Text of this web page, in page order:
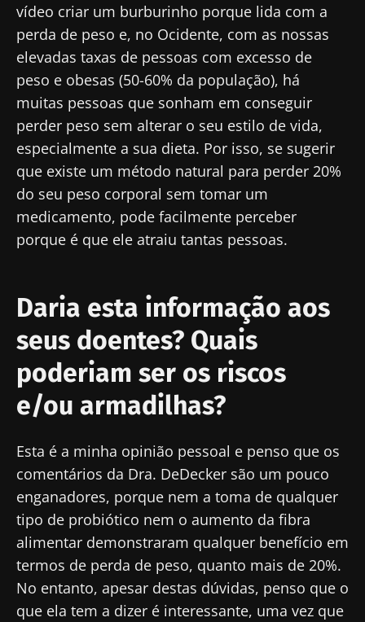
vídeo criar um burburinho porque lida com a
perda de peso e, no Ocidente, com as nossas
elevadas taxas de pessoas com excesso de
peso e obesas (50-60% da população), há
muitas pessoas que sonham em conseguir
perder peso sem alterar o seu estilo de vida,
especialmente a sua dieta. Por isso, se sugerir
que existe um método natural para perder 20%
do seu peso corporal sem tomar um
medicamento, pode facilmente perceber
porque é que ele atraiu tantas pessoas.
Daria esta informação aos
seus doentes? Quais
poderiam ser os riscos
e/ou armadilhas?
Esta é a minha opinião pessoal e penso que os
comentários da Dra. DeDecker são um pouco
enganadores, porque nem a toma de qualquer
tipo de probiótico nem o aumento da fibra
alimentar demonstraram qualquer benefício em
termos de perda de peso, quanto mais de 20%.
No entanto, apesar destas dúvidas, penso que o
que ela tem a dizer é interessante, uma vez que
Você está prestes a ser redirecionado e
deixar nosso site
Ser redirecionado
Mantenha-se
informado
Junte-se à comunidade de profissionais de
saúde e investigadores da Microbiota e
últimas notícias sobre a microbiota.
informações sobre a Biocodex
Eu li e aceito ascondições gerais de utilização
e apolítica de privacidadedo Biocodex
Microbiota Institute.
* Campo obrigatório
BMI 20-35
Junte-se à comunidade de profissionais de
saúde e investigadores da Microbiota e
receba o "Microbiota Digest" e o "HCP
Magazine" para se manter atualizado com as
últimas notícias sobre a microbiota.
Gostaria de me inscrever para receber mais
Eu li e aceito ascondições gerais de utilização
e apolítica de privacidadedo Biocodex
Microbiota Institute.
* Campo obrigatório
BMI 20-35
Descubra
23/07/2026 16/07/2026 10/07/2026